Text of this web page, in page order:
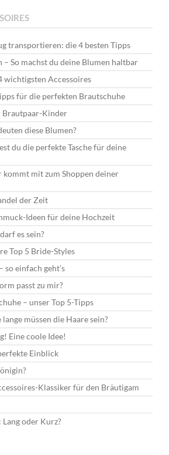
transportieren: die 4 besten Tipps
So machst du deine Blumen haltbar
wichtigsten Accessoires
für die perfekten Brautschuhe
Brautpaar-Kinder
diese Blumen?
du die perfekte Tasche für deine
mit zum Shoppen deiner
der Zeit
Ideen für deine Hochzeit
es sein?
Top 5 Bride-Styles
einfach geht’s
passt zu mir?
– unser Top 5-Tipps
müssen die Haare sein?
Eine coole Idee!
Einblick
Klassiker für den Bräutigam
oder Kurz?